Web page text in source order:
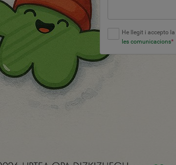
He llegit i accepto la
les comunicacions*